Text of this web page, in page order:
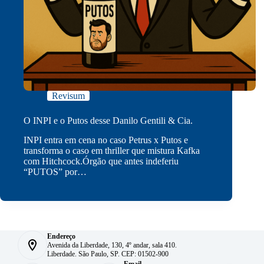
Revisum
O INPI e o Putos desse Danilo Gentili & Cia.
INPI entra em cena no caso Petrus x Putos e
transforma o caso em thriller que mistura Kafka
com Hitchcock.Órgão que antes indeferiu
“PUTOS” por…
Endereço
Avenida da Liberdade, 130, 4º andar, sala 410.
Liberdade. São Paulo, SP. CEP: 01502-900